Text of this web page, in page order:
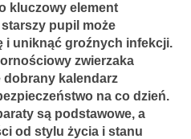
kluczowy element
pupil może
i uniknąć groźnych infekcji.
zwierzaka
dobrany kalendarz
na co dzień.
są podstawowe, a
od stylu życia i stanu